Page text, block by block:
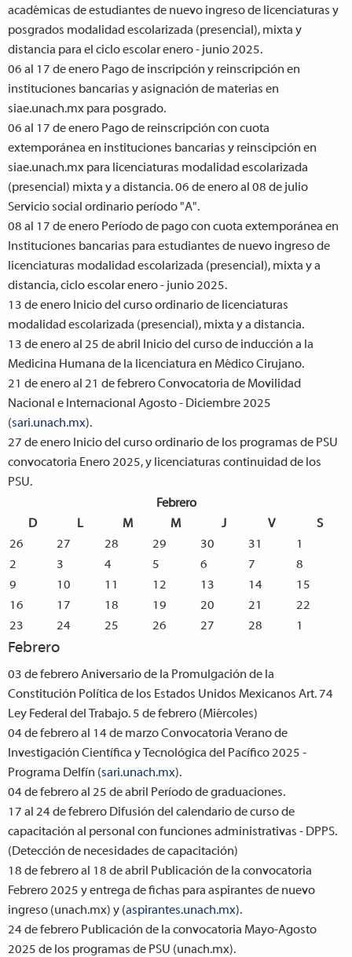
académicas de estudiantes de nuevo ingreso de licenciaturas y
posgrados modalidad escolarizada (presencial), mixta y
distancia para el ciclo escolar enero - junio 2025.
06 al 17 de enero Pago de inscripción y reinscripción en
instituciones bancarias y asignación de materias en
siae.unach.mx para posgrado.
06 al 17 de enero Pago de reinscripción con cuota
extemporánea en instituciones bancarias y reinscipción en
siae.unach.mx para licenciaturas modalidad escolarizada
(presencial) mixta y a distancia. 06 de enero al 08 de julio
Servicio social ordinario período "A".
08 al 17 de enero Período de pago con cuota extemporánea en
Instituciones bancarias para estudiantes de nuevo ingreso de
licenciaturas modalidad escolarizada (presencial), mixta y a
distancia, ciclo escolar enero - junio 2025.
13 de enero Inicio del curso ordinario de licenciaturas
modalidad escolarizada (presencial), mixta y a distancia.
13 de enero al 25 de abril
Inicio del curso de inducción a la
Medicina Humana de la licenciatura en Médico Cirujano.
21 de enero al 21 de febreroConvocatoria de Movilidad
Nacional e Internacional Agosto - Diciembre 2025
(sari.unach.mx).
27 de enero Inicio del curso ordinario de los programas de PSU
convocatoria Enero 2025, y licenciaturas continuidad de los
PSU.
Febrero
D
L M M J V
S
26
27 28 29 30 31
1
2
3 4 5 6 7
8
9
10 11 12 13 14
15
16
17 18 19 20 21
22
23
24 25 26 27 28 1
Febrero
03 de febreroAniversario de la Promulgación de la
Constitución Política de los Estados Unidos Mexicanos Art. 74
Ley Federal del Trabajo. 5 de febrero (Miércoles)
04 de febrero al 14 de marzoConvocatoria Verano de
Investigación Científica y Tecnológica del Pacífico 2025 -
Programa Delfín (sari.unach.mx).
04 de febrero al 25 de abril
Período de graduaciones.
17 al 24 de febrero Difusión del calendario de curso de
capacitación al personal con funciones administrativas - DPPS.
(Detección de necesidades de capacitación)
18 de febrero al 18 de abril
Publicación de la convocatoria
Febrero 2025 y entrega de fichas para aspirantes de nuevo
ingreso (unach.mx) y (aspirantes.unach.mx).
24 de febrero Publicación de la convocatoria Mayo-Agosto
2025 de los programas de PSU (unach.mx).